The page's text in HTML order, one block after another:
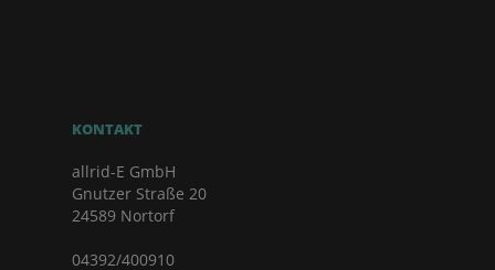
KONTAKT
allrid-E GmbH
Gnutzer Straße 20
24589 Nortorf
04392/400910